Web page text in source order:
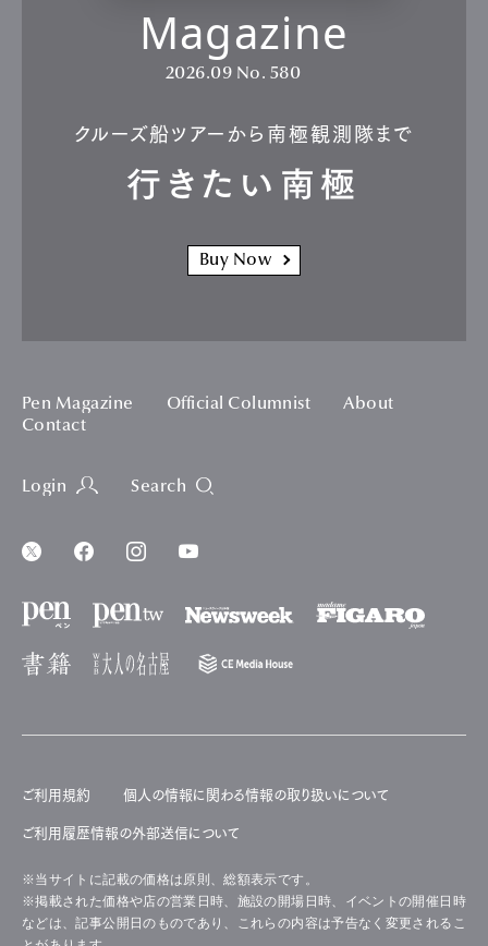
Magazine
2026.09 No. 580
クルーズ船ツアーから南極観測隊まで
行きたい南極
Buy Now
Pen Magazine Official Columnist
About
Contact
Login Search
ご利用規約 個人の情報に関わる情報の取り扱いについて
ご利用履歴情報の外部送信について
※当サイトに記載の価格は原則、総額表示です。
※掲載された価格や店の営業日時、施設の開場日時、イベントの開催日時
などは、記事公開日のものであり、これらの内容は予告なく変更されるこ